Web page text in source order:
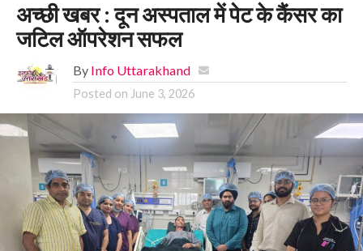
अच्छी खबर : दून अस्पताल में पेट के कैंसर का
जटिल ऑपरेशन सफल
By Info Uttarakhand
Posted on June 3, 2026